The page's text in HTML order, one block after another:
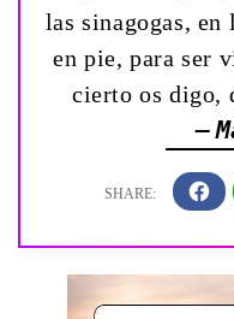
las sinagogas, en
en pie, para ser
cierto os digo,
—